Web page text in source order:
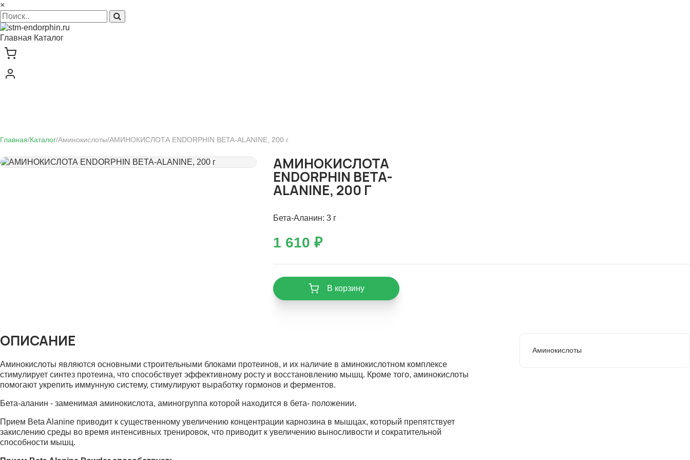
×
Главная Каталог
Главная/Каталог/Аминокислоты/АМИНОКИСЛОТА ENDORPHIN BETA-ALANINE, 200 г
АМИНОКИСЛОТА
ENDORPHIN BETA-
ALANINE, 200 Г
Бета-Аланин: 3 г
1 610 ₽
В корзину
ОПИСАНИЕ
Аминокислоты являются основными строительными блоками протеинов, и их наличие в аминокислотном комплексе
стимулирует синтез протеина, что способствует эффективному росту и восстановлению мышц. Кроме того, аминокислоты
помогают укрепить иммунную систему, стимулируют выработку гормонов и ферментов.
Бета-аланин - заменимая аминокислота, аминогруппа которой находится в бета- положении.
Прием Beta Alanine приводит к существенному увеличению концентрации карнозина в мышцах, который препятствует
закислению среды во время интенсивных тренировок, что приводит к увеличению выносливости и сократительной
способности мышц.
Аминокислоты